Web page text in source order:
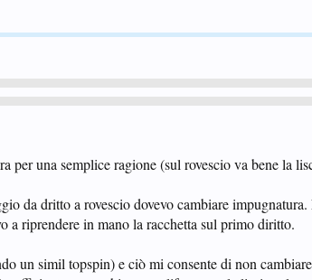
per una semplice ragione (sul rovescio va bene la
da dritto a rovescio dovevo cambiare
a riprendere in mano la racchetta sul primo diritto.
un simil topspin) e ciò mi consente di non